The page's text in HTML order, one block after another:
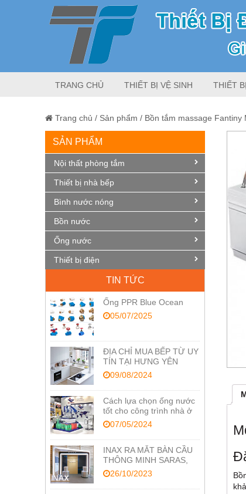
TRANG CHỦ THIẾT BỊ VỆ SINH THIẾT
Trang chủ / Sản phẩm / Bồn tắm massage Fantiny
SẢN PHẨM
Nội thất phòng tắm
Thiết bị nhà bếp
Bình nước nóng
Bồn nước
Ống nước
Thiết bị điện
TIN TỨC
Ống PPR Blue Ocean
05/07/2025
ĐỊA CHỈ MUA BẾP TỪ UY
TÍN TẠI HƯNG YÊN
09/08/2024
Cách lựa chọn ống nước
tốt cho công trình nhà ở
07/05/2024
INAX RA MẮT BÀN CẦU
THÔNG MINH SARAS,
TỐI ƯU CÔNG NGHỆ
CHĂM SÓC SỨC KHỎE
26/10/2023